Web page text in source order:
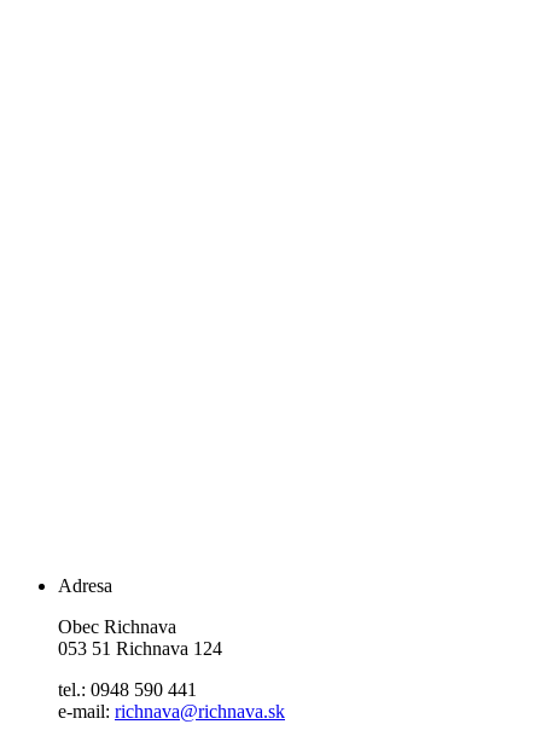
Adresa
Obec Richnava
053 51 Richnava 124
tel.: 0948 590 441
e-mail: richnava@richnava.sk